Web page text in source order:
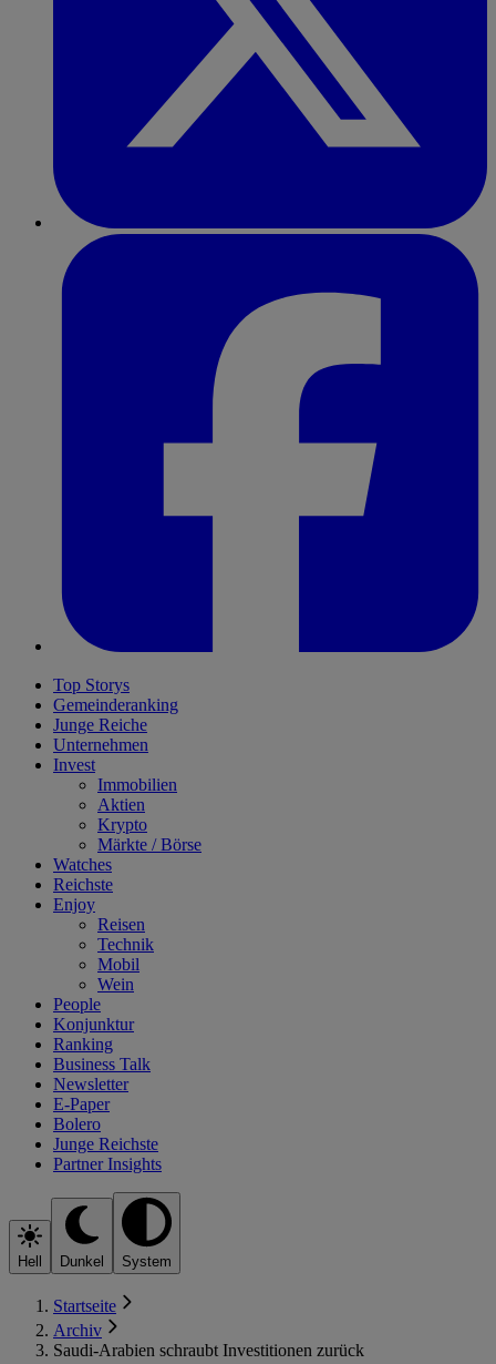
Top Storys
Gemeinderanking
Junge Reiche
Unternehmen
Invest
Immobilien
Aktien
Krypto
Märkte / Börse
Watches
Reichste
Enjoy
Reisen
Technik
Mobil
Wein
People
Konjunktur
Ranking
Business Talk
Newsletter
E-Paper
Bolero
Junge Reichste
Partner Insights
Hell Dunkel System
Startseite
Archiv
Saudi-Arabien schraubt Investitionen zurück